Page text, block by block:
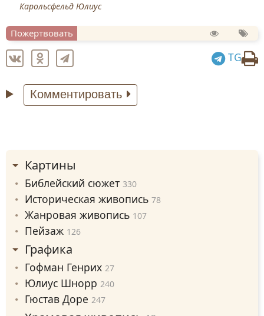
Карольсфельд Юлиус
Пожертвовать
TG
Комментировать
Картины
Библейский сюжет 330
Историческая живопись 78
Жанровая живопись 107
Пейзаж 126
Графика
Гофман Генрих 27
Юлиус Шнорр 240
Гюстав Доре 247